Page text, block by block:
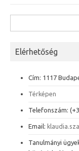
Elérhetőség
Cím: 1117
Térképen
Telefonszám:
Email:
Tanulmányi